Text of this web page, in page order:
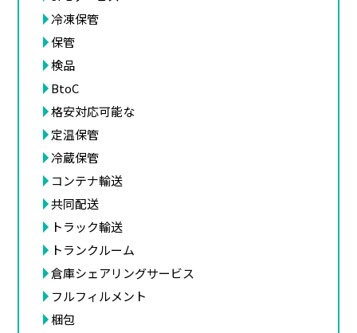
冷凍保管
保管
検品
BtoC
格安対応可能な
定温保管
冷蔵保管
コンテナ輸送
共同配送
トラック輸送
トランクルーム
倉庫シェアリングサービス
フルフィルメント
梱包